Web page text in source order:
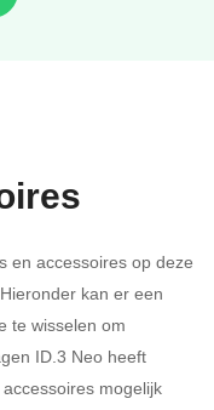
en accessoires op deze
kan er een
te wisselen om
ID.3 Neo heeft
mogelijk